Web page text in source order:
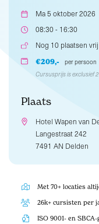
Ma 5 oktober 2026
08:30 - 16:30
Nog 10 plaatsen vrij
€209,-
per persoon
Cursusprijs is exclusief
Plaats
Hotel Wapen van
Langestraat 242
7491 AN Delden
Met 70+ locaties
26k+ cursisten per
ISO 9001- en